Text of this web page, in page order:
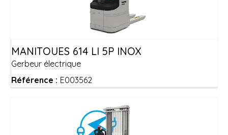
Gerbeur électrique
MANITOUES 614 LI 5P INOX
Référence : E003562